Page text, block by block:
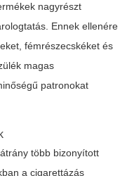
nagyrészt
Ennek ellenére
fémrészecskéket és
magas
patronokat
több bizonyított
a cigarettázás